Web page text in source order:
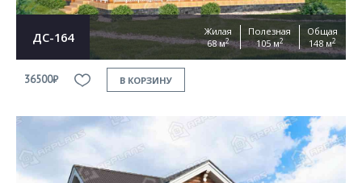
ДС-164
Жилая
68 м2
Полезная
105 м2
Общая
148 м2
36500₽ В КОРЗИНУ